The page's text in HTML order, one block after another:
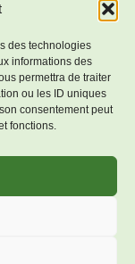
des technologies
informations des
permettra de traiter
ou les ID uniques
consentement peut
fonctions.
Sep
Mentions